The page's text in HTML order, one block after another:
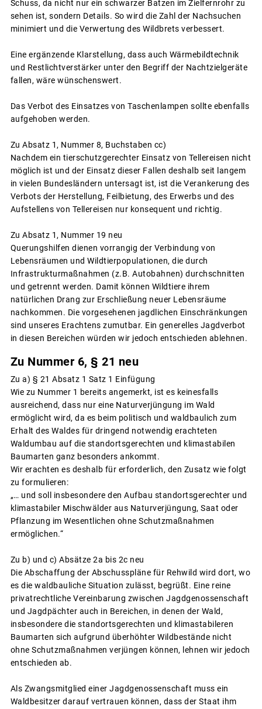
Schuss, da nicht nur ein schwarzer Batzen im Zielfernrohr zu
sehen ist, sondern Details. So wird die Zahl der Nachsuchen
minimiert und die Verwertung des Wildbrets verbessert.
Eine ergänzende Klarstellung, dass auch Wärmebildtechnik
und Restlichtverstärker unter den Begriff der Nachtzielgeräte
fallen, wäre wünschenswert.
Das Verbot des Einsatzes von Taschenlampen sollte ebenfalls
aufgehoben werden.
Zu Absatz 1, Nummer 8, Buchstaben cc)
Nachdem ein tierschutzgerechter Einsatz von Tellereisen nicht
möglich ist und der Einsatz dieser Fallen deshalb seit langem
in vielen Bundesländern untersagt ist, ist die Verankerung des
Verbots der Herstellung, Feilbietung, des Erwerbs und des
Aufstellens von Tellereisen nur konsequent und richtig.
Zu Absatz 1, Nummer 19 neu
Querungshilfen dienen vorrangig der Verbindung von
Lebensräumen und Wildtierpopulationen, die durch
Infrastrukturmaßnahmen (z.B. Autobahnen) durchschnitten
und getrennt werden. Damit können Wildtiere ihrem
natürlichen Drang zur Erschließung neuer Lebensräume
nachkommen. Die vorgesehenen jagdlichen Einschränkungen
sind unseres Erachtens zumutbar. Ein generelles Jagdverbot
in diesen Bereichen würden wir jedoch entschieden ablehnen.
Zu Nummer 6, § 21 neu
Zu a) § 21 Absatz 1 Satz 1 Einfügung
Wie zu Nummer 1 bereits angemerkt, ist es keinesfalls
ausreichend, dass nur eine Naturverjüngung im Wald
ermöglicht wird, da es beim politisch und waldbaulich zum
Erhalt des Waldes für dringend notwendig erachteten
Waldumbau auf die standortsgerechten und klimastabilen
Baumarten ganz besonders ankommt.
Wir erachten es deshalb für erforderlich, den Zusatz wie folgt
zu formulieren:
„… und soll insbesondere den Aufbau standortsgerechter und
klimastabiler Mischwälder aus Naturverjüngung, Saat oder
Pflanzung im Wesentlichen ohne Schutzmaßnahmen
ermöglichen.“
Zu b) und c) Absätze 2a bis 2c neu
Die Abschaffung der Abschusspläne für Rehwild wird dort, wo
es die waldbauliche Situation zulässt, begrüßt. Eine reine
privatrechtliche Vereinbarung zwischen Jagdgenossenschaft
und Jagdpächter auch in Bereichen, in denen der Wald,
insbesondere die standortsgerechten und klimastabileren
Baumarten sich aufgrund überhöhter Wildbestände nicht
ohne Schutzmaßnahmen verjüngen können, lehnen wir jedoch
entschieden ab.
Als Zwangsmitglied einer Jagdgenossenschaft muss ein
Waldbesitzer darauf vertrauen können, dass der Staat ihm